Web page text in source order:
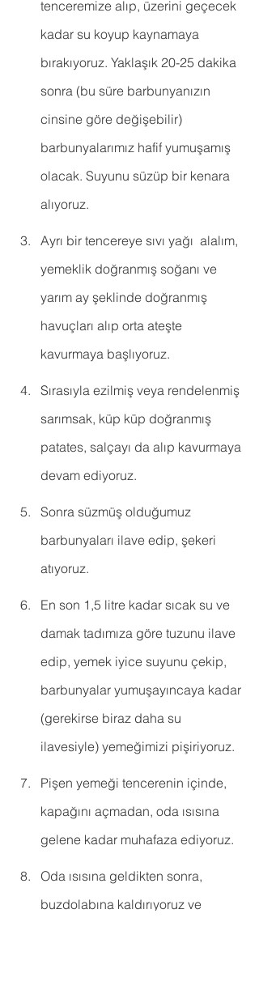
tenceremize alıp, üzerini geçecek
kadar su koyup kaynamaya
bırakıyoruz. Yaklaşık 20-25 dakika
sonra (bu süre barbunyanızın
cinsine göre değişebilir)
barbunyalarımız hafif yumuşamış
olacak. Suyunu süzüp bir kenara
alıyoruz.
Ayrı bir tencereye sıvı yağı  alalım,
yemeklik doğranmış soğanı ve
yarım ay şeklinde doğranmış
havuçları alıp orta ateşte
kavurmaya başlıyoruz.
Sırasıyla ezilmiş veya rendelenmiş
sarımsak, küp küp doğranmış
patates, salçayı da alıp kavurmaya
devam ediyoruz.
Sonra süzmüş olduğumuz
barbunyaları ilave edip, şekeri
atıyoruz.
En son 1,5 litre kadar sıcak su ve
damak tadımıza göre tuzunu ilave
edip, yemek iyice suyunu çekip,
barbunyalar yumuşayıncaya kadar
(gerekirse biraz daha su
ilavesiyle) yemeğimizi pişiriyoruz.
Pişen yemeği tencerenin içinde,
kapağını açmadan, oda ısısına
gelene kadar muhafaza ediyoruz.
Oda ısısına geldikten sonra,
buzdolabına kaldırıyoruz ve